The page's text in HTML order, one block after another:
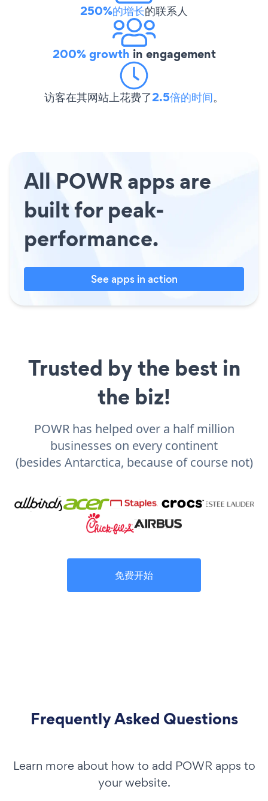
250%的增长的联系人
200% growth in engagement
访客在其网站上花费了2.5倍的时间。
All POWR apps are
built for peak-
performance.
See apps in action
Trusted by the best in
the biz!
POWR has helped over a half million
businesses on every continent
(besides Antarctica, because of course not)
免费开始
Frequently Asked Questions
Learn more about how to add POWR apps to
your website.